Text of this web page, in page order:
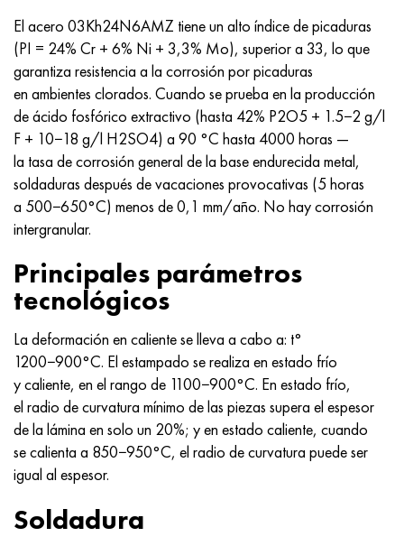
El acero 03Kh24N6AMZ tiene un alto índice de picaduras
(PI = 24% Cr + 6% Ni + 3,3% Mo), superior a 33, lo que
garantiza resistencia a la corrosión por picaduras
en ambientes clorados. Cuando se prueba en la producción
de ácido fosfórico extractivo (hasta 42% P2O5 + 1.5−2 g/l
F + 10−18 g/l H2SO4) a 90 °C hasta 4000 horas —
la tasa de corrosión general de la base endurecida metal,
soldaduras después de vacaciones provocativas (5 horas
a 500−650°C) menos de 0,1 mm/año. No hay corrosión
intergranular.
Principales parámetros
tecnológicos
La deformación en caliente se lleva a cabo a: t°
1200−900°C. El estampado se realiza en estado frío
y caliente, en el rango de 1100−900°C. En estado frío,
el radio de curvatura mínimo de las piezas supera el espesor
de la lámina en solo un 20%; y en estado caliente, cuando
se calienta a 850−950°C, el radio de curvatura puede ser
igual al espesor.
Soldadura